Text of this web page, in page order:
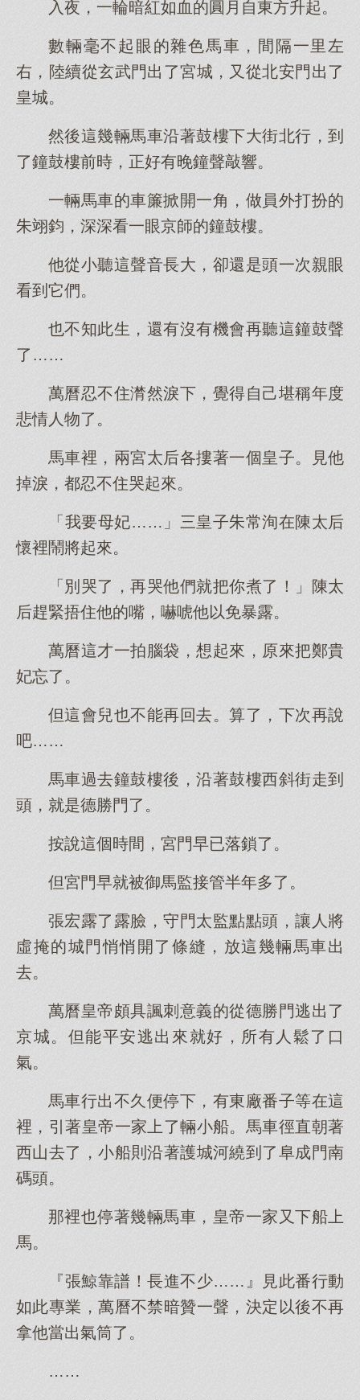
入夜，一輪暗紅如血的圓月自東方升起。
數輛毫不起眼的雜色馬車，間隔一里左
右，陸續從玄武門出了宮城，又從北安門出了
皇城。
然後這幾輛馬車沿著鼓樓下大街北行，到
了鐘鼓樓前時，正好有晚鐘聲敲響。
一輛馬車的車簾掀開一角，做員外打扮的
朱翊鈞，深深看一眼京師的鐘鼓樓。
他從小聽這聲音長大，卻還是頭一次親眼
看到它們。
也不知此生，還有沒有機會再聽這鐘鼓聲
了……
萬曆忍不住潸然淚下，覺得自己堪稱年度
悲情人物了。
馬車裡，兩宮太后各摟著一個皇子。見他
掉淚，都忍不住哭起來。
「我要母妃……」三皇子朱常洵在陳太后
懷裡鬧將起來。
「別哭了，再哭他們就把你煮了！」陳太
后趕緊捂住他的嘴，嚇唬他以免暴露。
萬曆這才一拍腦袋，想起來，原來把鄭貴
妃忘了。
但這會兒也不能再回去。算了，下次再說
吧……
馬車過去鐘鼓樓後，沿著鼓樓西斜街走到
頭，就是德勝門了。
按說這個時間，宮門早已落鎖了。
但宮門早就被御馬監接管半年多了。
張宏露了露臉，守門太監點點頭，讓人將
虛掩的城門悄悄開了條縫，放這幾輛馬車出
去。
萬曆皇帝頗具諷刺意義的從德勝門逃出了
京城。但能平安逃出來就好，所有人鬆了口
氣。
馬車行出不久便停下，有東廠番子等在這
裡，引著皇帝一家上了輛小船。馬車徑直朝著
西山去了，小船則沿著護城河繞到了阜成門南
碼頭。
那裡也停著幾輛馬車，皇帝一家又下船上
馬。
『張鯨靠譜！長進不少……』見此番行動
如此專業，萬曆不禁暗贊一聲，決定以後不再
拿他當出氣筒了。
……